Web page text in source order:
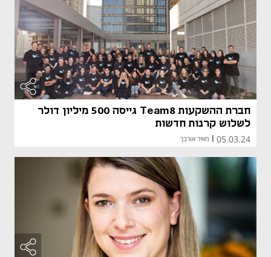
חברת ההשקעות Team8 גייסה 500 מיליון דולר
לשלוש קרנות חדשות
05.03.24 מאיר אורבך